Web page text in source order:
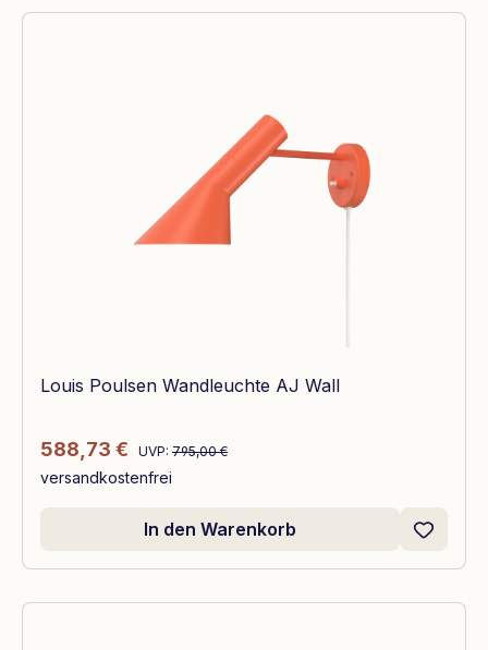
Louis Poulsen Wandleuchte AJ Wall
Verkaufspreis:
588,73 € Regulärer Preis:
UVP: 795,00 €
versandkostenfrei
In den Warenkorb